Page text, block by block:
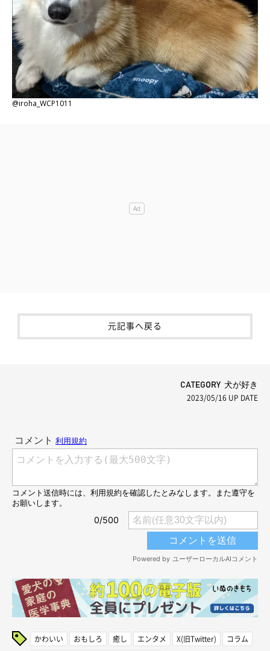
@iroha_WCP1011
元記事へ戻る
CATEGORY 犬が好き
2023/05/16 UP DATE
かわいい おもしろ 癒し エンタメ X(旧Twitter)
コラム